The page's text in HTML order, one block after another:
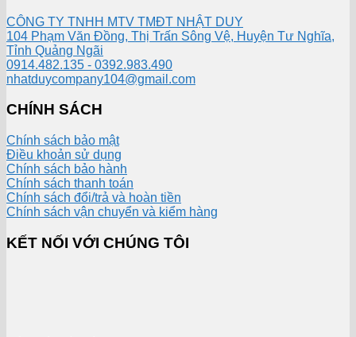
CÔNG TY TNHH MTV TMĐT NHẬT DUY
104 Phạm Văn Đồng, Thị Trấn Sông Vệ, Huyện Tư Nghĩa,
Tỉnh Quảng Ngãi
0914.482.135 - 0392.983.490
nhatduycompany104@gmail.com
CHÍNH SÁCH
Chính sách bảo mật
Điều khoản sử dụng
Chính sách bảo hành
Chính sách thanh toán
Chính sách đổi/trả và hoàn tiền
Chính sách vận chuyển và kiểm hàng
KẾT NỐI VỚI CHÚNG TÔI